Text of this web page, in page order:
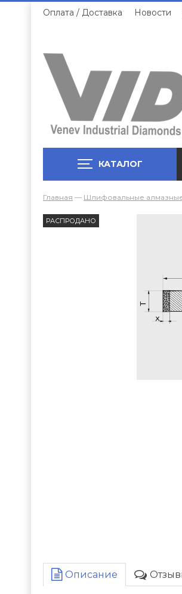
Оплата / Доставка Новости
КАТАЛОГ
Главная — Шлифовальные
РАСПРОДАНО
Описание